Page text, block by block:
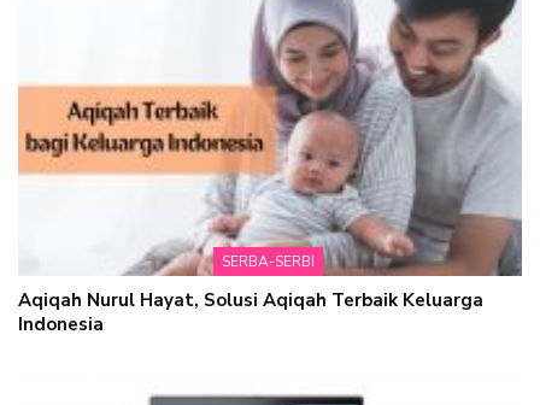
SERBA-SERBI
Aqiqah Nurul Hayat, Solusi Aqiqah Terbaik Keluarga
Indonesia